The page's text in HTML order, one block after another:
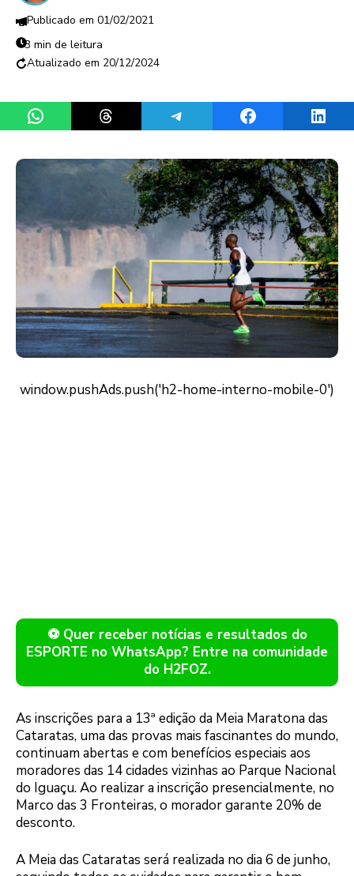
01/02/2021
3 min de leitura
20/12/2024
Share on WhatsAppShare on ThreadsShare on TelegramShare on Facebook
⚽ Quer receber notícias e resultados do
ESPORTE no WhatsApp? Entre na comunidade
do H2FOZ.
As inscrições para a 13ª edição da Meia Maratona das
Cataratas, uma das provas mais fascinantes do mundo,
continuam abertas e com benefícios especiais aos
moradores das 14 cidades vizinhas ao Parque Nacional
do Iguaçu. Ao realizar a inscrição presencialmente, no
Marco das 3 Fronteiras, o morador garante 20% de
desconto.
A Meia das Cataratas será realizada no dia 6 de junho,